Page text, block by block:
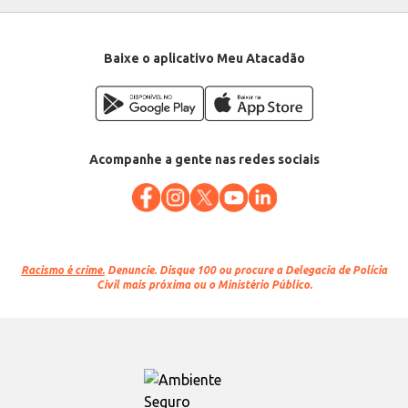
Baixe o aplicativo Meu Atacadão
Acompanhe a gente nas redes sociais
Racismo é crime. Denuncie. Disque 100 ou procure a Delegacia de Polícia
Civil mais próxima ou o Ministério Público.